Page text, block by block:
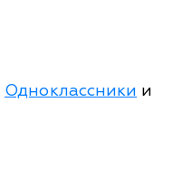
Одноклассники и